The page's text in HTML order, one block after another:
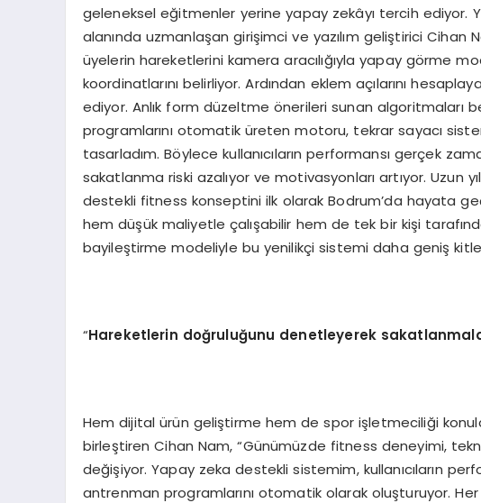
geleneksel eğitmenler yerine yapay zekâyı tercih ediyor.
alanında uzmanlaşan girişimci ve yazılım geliştirici Cihan
üyelerin hareketlerini kamera aracılığıyla yapay görme
koordinatlarını belirliyor. Ardından eklem açılarını
ediyor. Anlık form düzeltme önerileri sunan algoritmaları
programlarını otomatik üreten motoru, tekrar sayacı
tasarladım. Böylece kullanıcıların performansı gerçek
sakatlanma riski azalıyor ve motivasyonları artıyor. Uzun
destekli fitness konseptini ilk olarak Bodrum’da hayata
hem düşük maliyetle çalışabilir hem de tek bir kişi
bayileştirme modeliyle bu yenilikçi sistemi daha geniş
“Hareketlerin doğruluğunu denetleyerek
Hem dijital ürün geliştirme hem de spor işletmeciliği
birleştiren Cihan Nam, “Günümüzde fitness deneyimi,
değişiyor. Yapay zeka destekli sistemim, kullanıcıların
antrenman programlarını otomatik olarak oluşturuyor.